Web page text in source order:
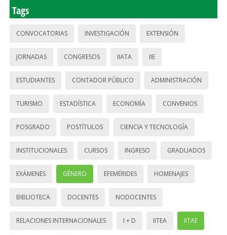
Tags
CONVOCATORIAS INVESTIGACIÓN EXTENSIÓN
JORNADAS CONGRESOS IIATA IIE
ESTUDIANTES CONTADOR PÚBLICO ADMINISTRACIÓN
TURISMO ESTADÍSTICA ECONOMÍA CONVENIOS
POSGRADO POSTÍTULOS CIENCIA Y TECNOLOGÍA
INSTITUCIONALES CURSOS INGRESO GRADUADOS
EXÁMENES GÉNERO EFEMÉRIDES HOMENAJES
BIBLIOTECA DOCENTES NODOCENTES
RELACIONES INTERNACIONALES I + D IITEA IITAE